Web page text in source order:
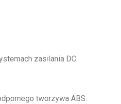
zasilania DC.
tworzywa ABS.